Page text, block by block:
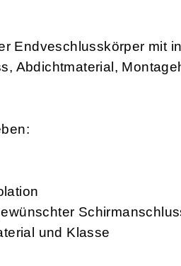
Endveschlusskörper mit
Abdichtmaterial,
und Klasse